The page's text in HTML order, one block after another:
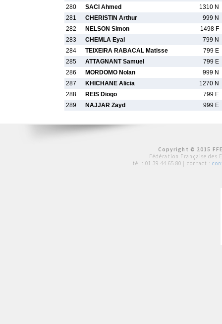
280
SACI Ahmed 1310 N
281
CHERISTIN Arthur 999 N
282
NELSON Simon 1498 F
283
CHEMLA Eyal 799 N
284
TEIXEIRA RABACAL Matisse 799 E
285
ATTAGNANT Samuel 799 E
286
MORDOMO Nolan 999 N
287
KHICHANE Alicia
1270 N
288
REIS Diogo 799 E
289
NAJJAR Zayd 999 E
Copyright © 2015
Fédération Française des
tél : 01 39 44 65 80 | contact :